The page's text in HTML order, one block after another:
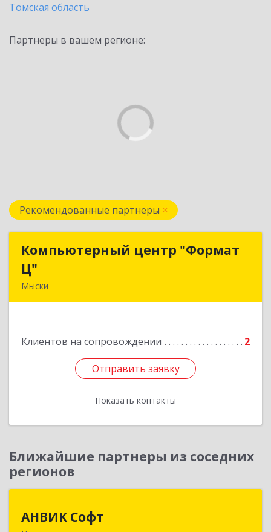
Томская область
Партнеры в вашем регионе:
Рекомендованные партнеры
Компьютерный центр "Формат
Ц"
Мыски
Клиентов на сопровождении 2
Отправить заявку
Показать контакты
Компьютерный центр "Формат
Подробнее
Отправить заявку
Назад
Ближайшие партнеры из соседних
регионов
АНВИК Софт